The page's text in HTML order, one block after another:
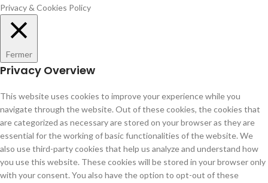
Privacy & Cookies Policy
Fermer
Privacy Overview
This website uses cookies to improve your experience while you
navigate through the website. Out of these cookies, the cookies that
are categorized as necessary are stored on your browser as they are
essential for the working of basic functionalities of the website. We
also use third-party cookies that help us analyze and understand how
you use this website. These cookies will be stored in your browser only
with your consent. You also have the option to opt-out of these